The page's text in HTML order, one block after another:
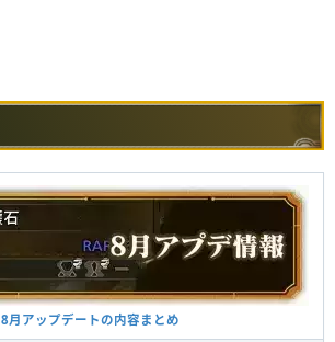
8月アップデートの内容まとめ